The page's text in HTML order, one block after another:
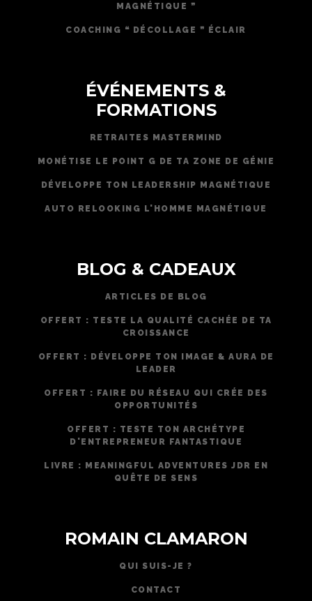
MAGNÉTIQUE ❞
COACHING ❝ DÉCOLLAGE ❞ ÉCLAIR
ÉVÉNEMENTS &
FORMATIONS
RETRAITES MASTERMIND
MONÉTISE LE POINT G DE TA ZONE DE GÉNIE
DÉVELOPPE TON LEADERSHIP MAGNÉTIQUE
AUTO RELOOKING L'HOMME MAGNÉTIQUE
BLOG & CADEAUX
ARTICLES DE BLOG
OFFERT : TESTE LA QUALITÉ CACHÉE DE TA
CROISSANCE
OFFERT : DÉVELOPPE TON IMAGE & AURA DE
LEADER
OFFERT : FAIRE DU RÉSEAU QUI CRÉE DES
OPPORTUNITÉS
OFFERT : TESTE TON ARCHÉTYPE
D'ENTREPRENEUR FANTASTIQUE
LIVRE : MEANINGFUL ADVENTURES JDR EN
QUÊTE DE SENS
ROMAIN CLAMARON
QUI SUIS-JE ?
CONTACT